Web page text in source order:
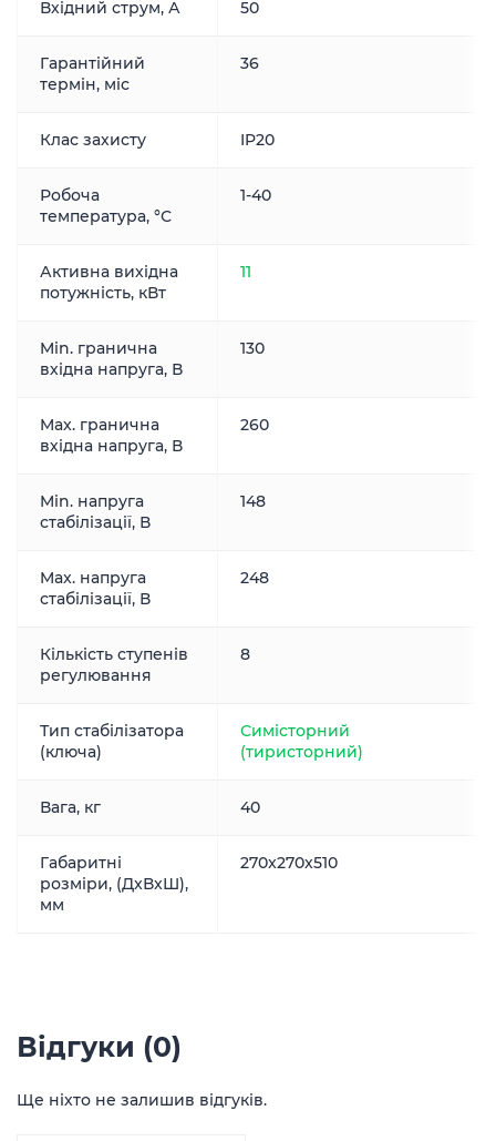
Вхідний струм, А 50
Гарантійний
термін, міс
36
Клас захисту IP20
Робоча
температура, °С
1-40
Активна вихідна
потужність, кВт
11
Min. гранична
вхідна напруга, В
130
Max. гранична
вхідна напруга, В
260
Min. напруга
стабілізації, В
148
Max. напруга
стабілізації, В
248
Кількість ступенів
регулювання
8
Тип стабілізатора
(ключа)
Симісторний
(тиристорний)
Вага, кг 40
Габаритні
розміри, (ДxВxШ),
мм
270x270x510
Відгуки (0)
Ще ніхто не залишив відгуків.